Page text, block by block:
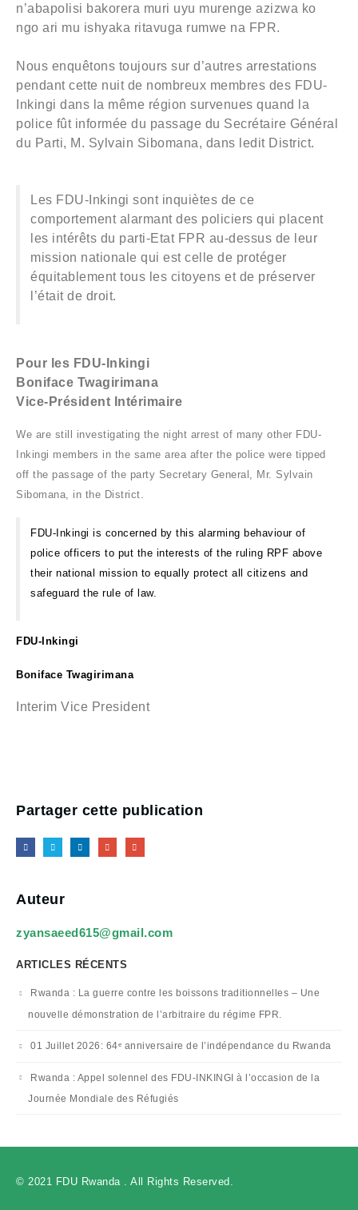
n’abapolisi bakorera muri uyu murenge azizwa ko
ngo ari mu ishyaka ritavuga rumwe na FPR.
Nous enquêtons toujours sur d’autres arrestations
pendant cette nuit de nombreux membres des FDU-
Inkingi dans la même région survenues quand la
police fût informée du passage du Secrétaire Général
du Parti, M. Sylvain Sibomana, dans ledit District.
Les FDU-Inkingi sont inquiètes de ce
comportement alarmant des policiers qui placent
les intérêts du parti-Etat FPR au-dessus de leur
mission nationale qui est celle de protéger
équitablement tous les citoyens et de préserver
l’était de droit.
Pour les FDU-Inkingi
Boniface Twagirimana
Vice-Président Intérimaire
We are still investigating the night arrest of many other FDU-
Inkingi members in the same area after the police were tipped
off the passage of the party Secretary General, Mr. Sylvain
Sibomana, in the District.
FDU-Inkingi is concerned by this alarming behaviour of
police officers to put the interests of the ruling RPF above
their national mission to equally protect all citizens and
safeguard the rule of law.
FDU-Inkingi
Boniface Twagirimana
Interim Vice President
Partager cette publication
Auteur
zyansaeed615@gmail.com
ARTICLES RÉCENTS
Rwanda : La guerre contre les boissons traditionnelles – Une
nouvelle démonstration de l’arbitraire du régime FPR.
01 Juillet 2026: 64ᵉ anniversaire de l’indépendance du Rwanda
Rwanda : Appel solennel des FDU-INKINGI à l’occasion de la
Journée Mondiale des Réfugiés
© 2021 FDU Rwanda . All Rights Reserved.